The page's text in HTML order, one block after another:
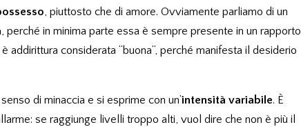
, piuttosto che di amore. Ovviamente parliamo di un
, perché in minima parte essa è sempre presente in un rapporto
addirittura considerata “buona”, perché manifesta il desiderio
di minaccia e si esprime con un’intensità variabile. È
se raggiunge livelli troppo alti, vuol dire che non è più il